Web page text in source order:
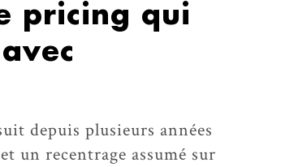
pricing qui
depuis plusieurs années
un recentrage assumé sur